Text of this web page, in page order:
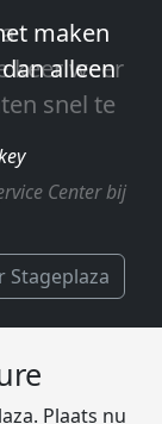
keer weer
snel te
Center bij
Stageplaza
Plaats nu